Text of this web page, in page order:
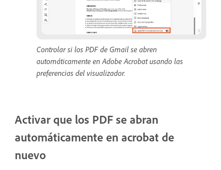
Controlar si los PDF de Gmail se abren
automáticamente en Adobe Acrobat usando las
preferencias del visualizador.
Activar que los PDF se abran
automáticamente en acrobat de
nuevo